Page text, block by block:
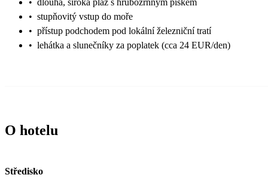
• dlouhá, široká pláž s hrubozrnným pískem
• stupňovitý vstup do moře
• přístup podchodem pod lokální železniční tratí
• lehátka a slunečníky za poplatek (cca 24 EUR/den)
O hotelu
Středisko